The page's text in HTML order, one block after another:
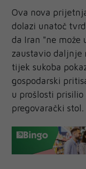
Ova nova
dolazi unatoč
da Iran "ne može
zaustavio daljnje
tijek sukoba
gospodarski
u prošlosti prisilio
pregovarački stol.